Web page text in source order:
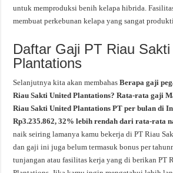
untuk memproduksi benih kelapa hibrida.
membuat perkebunan kelapa yang sangat
Daftar Gaji PT Riau
Plantations
Selanjutnya kita akan membahasBerapa gaji
Riau Sakti United Plantations? Rata-rata gaji
Riau Sakti United Plantations PT per bulan di
Rp3.235.862, 32% lebih rendah dari rata-rata
naik seiring lamanya kamu bekerja di PT Riau
dan gaji ini juga belum termasuk bonus per
tunjangan atau fasilitas kerja yang di berikan PT